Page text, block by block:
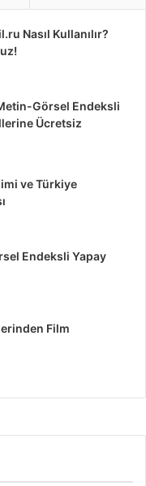
Nasıl Kullanılır?
Görsel Endeksli
Ücretsiz
ve Türkiye
Endeksli Yapay
Film